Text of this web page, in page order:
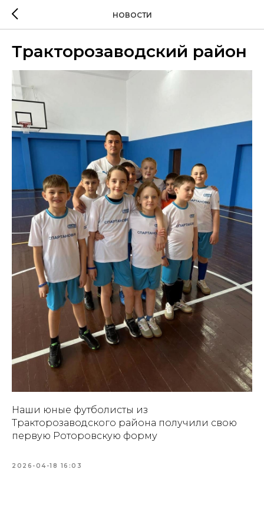
НОВОСТИ
Тракторозаводский район
Наши юные футболисты из
Тракторозаводского района получили свою
первую Роторовскую форму
2026-04-18 16:03